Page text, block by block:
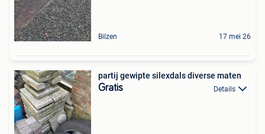
Bilzen 17 mei 26
partij gewipte silexdals diverse maten
Gratis Details